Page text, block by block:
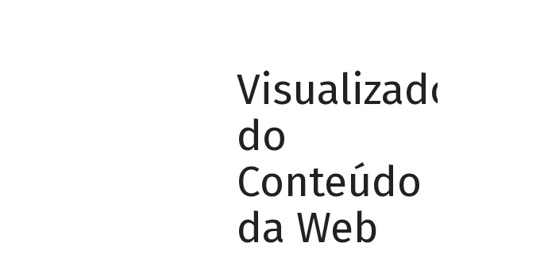
Visualizador
do
Conteúdo
da Web